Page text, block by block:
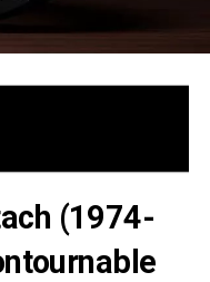
(1974-